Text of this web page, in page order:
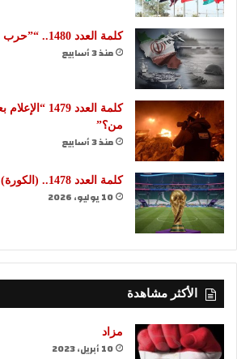
كلمة العدد 1480.. “”حرب جديدة لم تُحسم نهايتها””
منذ 3 أسابيع
كلمة العدد
من؟”
منذ 3 أسابيع
كلمة العدد 1478.. (الكورة)… هرمون السعادة
10 يوليو، 2026
الأكثر مشاهدة
مزاد
10 أبريل، 2023